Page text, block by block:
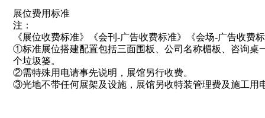
展位费用标准
注：
《展位收费标准》《会刊-广告收费标准》《会场-广告收
①标准展位搭建配置包括三面围板、公司名称楣板、咨询桌
个垃圾篓。
②需特殊用电请事先说明，展馆另行收费。
③光地不带任何展架及设施，展馆另收特装管理费及施工用